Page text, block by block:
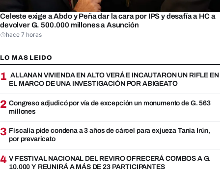
Celeste exige a Abdo y Peña dar la cara por IPS y desafía a HC a
devolver G. 500.000 millones a Asunción
hace 7 horas
LO MAS LEIDO
1 ALLANAN VIVIENDA EN ALTO VERÁ E INCAUTARON UN RIFLE EN
EL MARCO DE UNA INVESTIGACIÓN POR ABIGEATO
2 Congreso adjudicó por vía de excepción un monumento de G. 563
millones
3 Fiscalía pide condena a 3 años de cárcel para exjueza Tania Irún,
por prevaricato
4 V FESTIVAL NACIONAL DEL REVIRO OFRECERÁ COMBOS A G.
10.000 Y REUNIRÁ A MÁS DE 23 PARTICIPANTES